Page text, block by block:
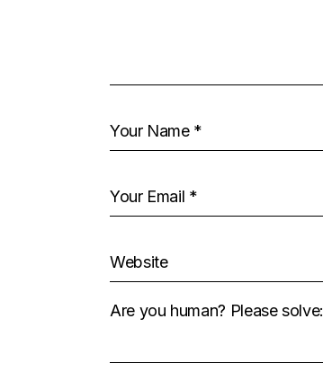
Are you human? Please solve: